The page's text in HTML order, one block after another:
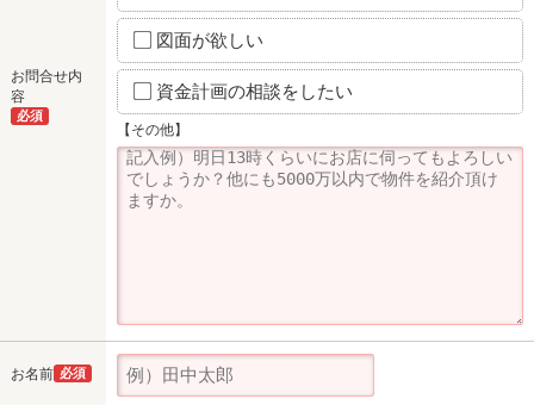
お問合せ内
容
必須
図面が欲しい
資金計画の相談をしたい
【その他】
お名前 必須